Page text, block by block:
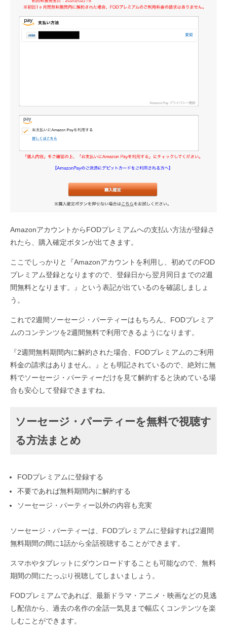
AmazonアカウントからFODプレミアムへの支払い方法が登録さ
れたら、購入確定ボタンが出てきます。
ここでしっかりと『Amazonアカウントを利用し、初めてのFOD
プレミアム登録となりますので、登録日から翌月同日までの2週
間無料となります。』という表記が出ているのを確認しましょ
う。
これで2週間ソーセージ・パーティーはもちろん、FODプレミア
ムのコンテンツを2週間無料で利用できるようになります。
『2週間無料期間内に解約された場合、FODプレミアムのご利用
料金の請求はありません。』とも明記されているので、絶対に無
料でソーセージ・パーティーだけを見て解約すると決めている場
合も安心して登録できますね。
ソーセージ・パーティーを無料で視聴す
る方法まとめ
FODプレミアムに登録する
不要であれば無料期間内に解約する
ソーセージ・パーティー以外の内容も充実
ソーセージ・パーティーは、FODプレミアムに登録すれば2週間
無料期間の間に1話から全話視聴することができます。
スマホやタブレットにダウンロードすることも可能なので、無料
期間の間にたっぷり視聴してしまいましょう。
FODプレミアムであれば、最新ドラマ・アニメ・映画などの見逃
し配信から、過去の名作の全話一気見まで幅広くコンテンツを楽
しむことができます。